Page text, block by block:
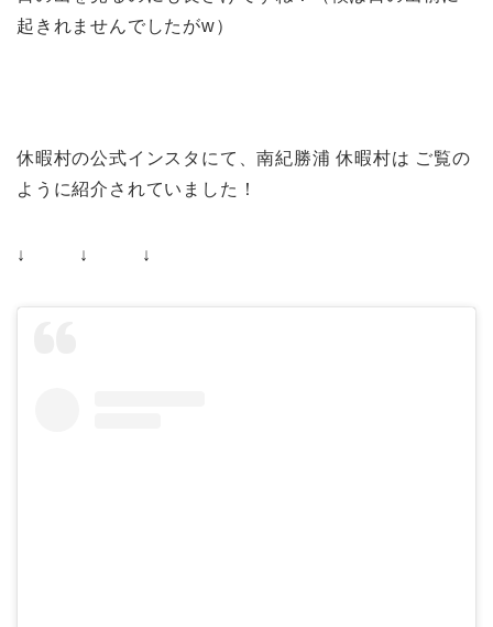
起きれませんでしたがw）
休暇村の公式インスタにて、南紀勝浦 休暇村は ご覧の
ように紹介されていました！
↓ ↓ ↓